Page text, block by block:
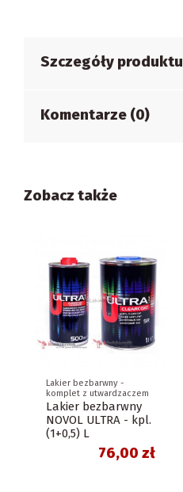
Szczegóły produktu
Komentarze (0)
Zobacz także
Lakier bezbarwny -
komplet z utwardzaczem
Lakier bezbarwny
NOVOL ULTRA - kpl.
(1+0,5) L
76,00 zł